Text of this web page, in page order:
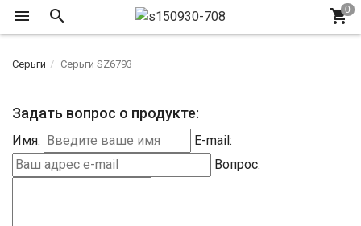
Серьги Серьги SZ6793
Задать вопрос о продукте:
Имя:
E-mail:
Вопрос: